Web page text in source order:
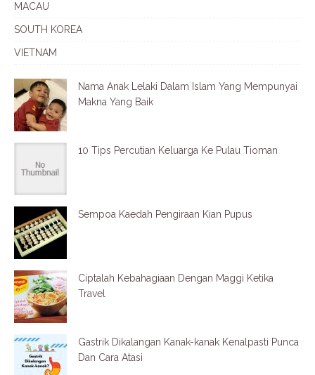
MACAU
SOUTH KOREA
VIETNAM
Nama Anak Lelaki Dalam Islam Yang Mempunyai
Makna Yang Baik
10 Tips Percutian Keluarga Ke Pulau Tioman
Sempoa Kaedah Pengiraan Kian Pupus
Ciptalah Kebahagiaan Dengan Maggi Ketika
Travel
Gastrik Dikalangan Kanak-kanak Kenalpasti Punca
Dan Cara Atasi